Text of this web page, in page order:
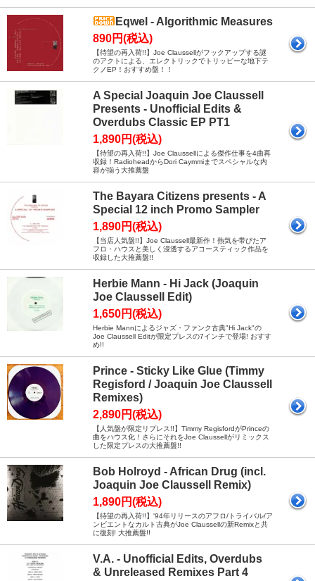
Eqwel - Algorithmic Measures
890円(税込)
【待望の再入荷!!】Joe Claussellがフックアップする謎
のアクトによる、エレクトリックでトリッピーな地下テ
クノEP！おすすめ盤！！
A Special Joaquin Joe Claussell
Presents - Unofficial Edits &
Overdubs Classic EP PT1
1,890円(税込)
【待望の再入荷!!】Joe Claussellによる傑作仕事を4曲再
収録！RadioheadからDori Caymmiまでスペシャルな内
容が揃う大推薦盤
The Bayara Citizens presents - A
Special 12 inch Promo Sampler
1,890円(税込)
【当店人気盤!!】Joe Claussell最新作！熱気を帯びたア
フロ・ハウスと美しく浸透するアコースティック作品を
収録した大推薦盤!!
Herbie Mann - Hi Jack (Joaquin
Joe Claussell Edit)
1,650円(税込)
Herbie Mannによるジャズ・ファンク古典"Hi Jack"の
Joe Claussell Editが限定プレスの7インチで登場! おすす
め!!
Prince - Sticky Like Glue (Timmy
Regisford / Joaquin Joe Claussell
Remixes)
2,890円(税込)
【人気盤が限定リプレス!!】Timmy RegisfordがPrinceの
曲をハウス化！さらにそれをJoe Claussellがリミックス
した限定プレスの大推薦盤!!
Bob Holroyd - African Drug (incl.
Joaquin Joe Claussell Remix)
1,890円(税込)
【待望の再入荷!!】'94年リリースのアフロ/トライバル/ア
ンビエントなカルト古典がJoe Claussellの新Remixと共
に復刻! 大推薦盤!!
V.A. - Unofficial Edits, Overdubs
& Unreleased Remixes Part 4